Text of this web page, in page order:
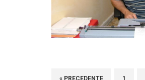
« PRECEDENTE 1